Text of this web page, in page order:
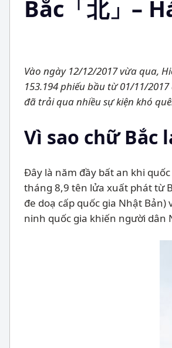
Bắc「北」–
Vào ngày 12/12/2017 vừa qua,
153.194 phiếu bầu từ 01/11/
đã trải qua nhiều sự kiện khó
Vì sao chữ Bắc
Đây là năm đầy bất an khi
tháng 8,9 tên lửa xuất phát từ
đe doạ cấp quốc gia Nhật
ninh quốc gia khiến người dân